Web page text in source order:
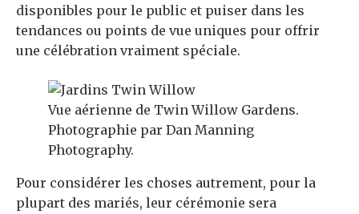
disponibles pour le public et puiser dans les
tendances ou points de vue uniques pour offrir
une célébration vraiment spéciale.
Vue aérienne de Twin Willow Gardens.
Photographie par Dan Manning
Photography.
Pour considérer les choses autrement, pour la
plupart des mariés, leur cérémonie sera